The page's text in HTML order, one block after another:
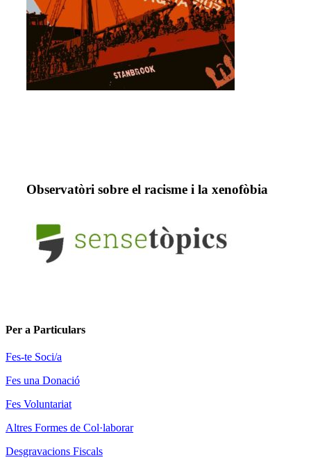
Observatòri sobre el racisme i la xenofòbia
Per a Particulars
Fes-te Soci/a
Fes una Donació
Fes Voluntariat
Altres Formes de Col·laborar
Desgravacions Fiscals